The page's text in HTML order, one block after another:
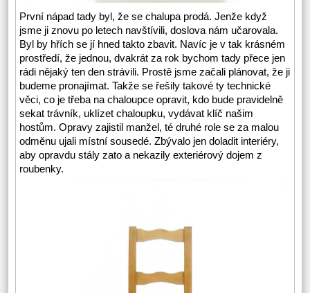
První nápad tady byl, že se chalupa prodá. Jenže když
jsme ji znovu po letech navštívili, doslova nám učarovala.
Byl by hřích se jí hned takto zbavit. Navíc je v tak krásném
prostředí, že jednou, dvakrát za rok bychom tady přece jen
rádi nějaký ten den strávili. Prostě jsme začali plánovat, že ji
budeme pronajímat. Takže se řešily takové ty technické
věci, co je třeba na chaloupce opravit, kdo bude pravidelně
sekat trávník, uklízet chaloupku, vydávat klíč našim
hostům. Opravy zajistil manžel, té druhé role se za malou
odměnu ujali místní sousedé. Zbývalo jen doladit interiéry,
aby opravdu stály zato a nekazily exteriérový dojem z
roubenky.